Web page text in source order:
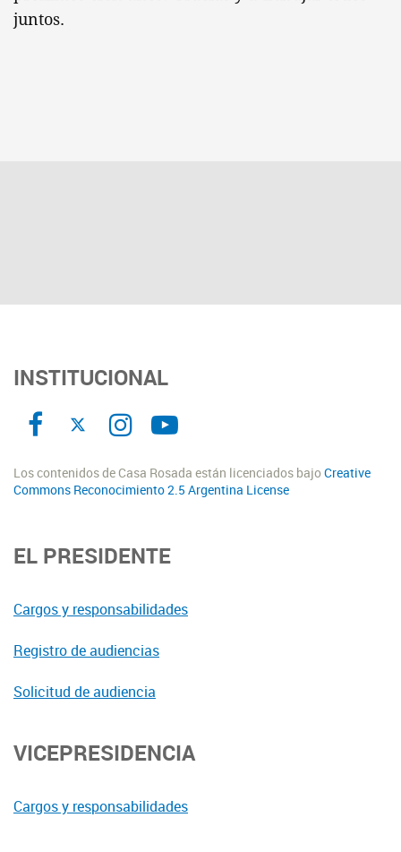
juntos.
INSTITUCIONAL
Los contenidos de Casa Rosada están licenciados bajoCreative
Commons Reconocimiento 2.5 Argentina License
EL PRESIDENTE
Cargos y responsabilidades
Registro de audiencias
Solicitud de audiencia
VICEPRESIDENCIA
Cargos y responsabilidades